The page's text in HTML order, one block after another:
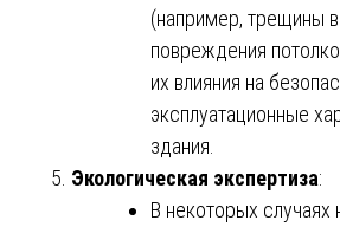
(например, трещины в
повреждения
их влияния на
эксплуатационные
здания.
Экологическая экспертиза:
В некоторых случаях